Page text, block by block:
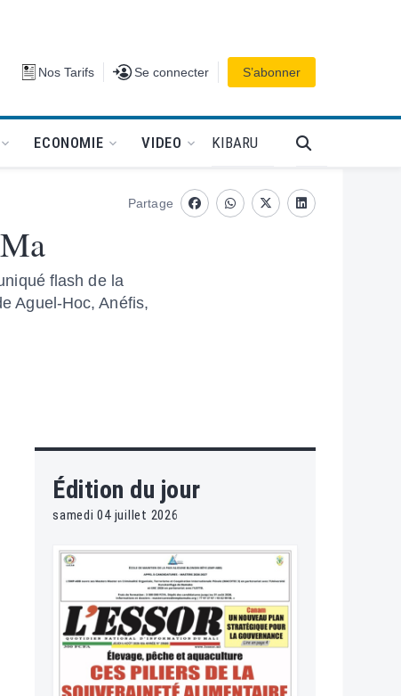
Nos Tarifs Se connecter
Se connecter S’abonner
ECONOMIE VIDEO KIBARU
flash de la
Aguel-Hoc, Anéfis,
Partage
FacebookwhatsappTwitterLinkedin
Édition du jour
samedi 04 juillet 2026